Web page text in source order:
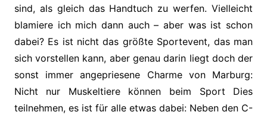
sind, als gleich das Handtuch zu werfen. Vielleicht
blamiere ich mich dann auch – aber was ist schon
dabei? Es ist nicht das größte Sportevent, das man
sich vorstellen kann, aber genau darin liegt doch der
sonst immer angepriesene Charme von Marburg:
Nicht nur Muskeltiere können beim Sport Dies
teilnehmen, es ist für alle etwas dabei: Neben den C-